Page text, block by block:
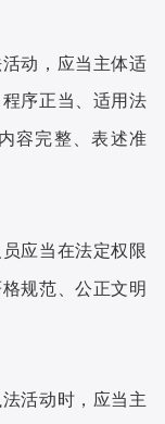
动，应当主体适
序正当、适用法
容完整、表述准
应当在法定权限
规范、公正文明
活动时，应当主